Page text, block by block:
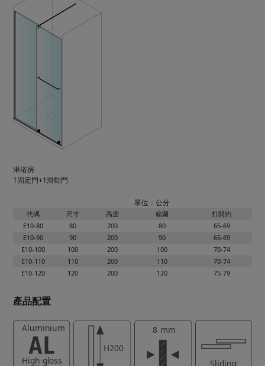
淋浴房
1固定門+1滑動門
單位：公分
代碼 尺寸 高度 範圍
打開約
E10-80
80 200 80
65-69
E10-90
90 200 90
65-69
E10-100
100 200 100
70-74
E10-110
110 200 110
70-74
E10-120
120 200 120 75-79
產品配置